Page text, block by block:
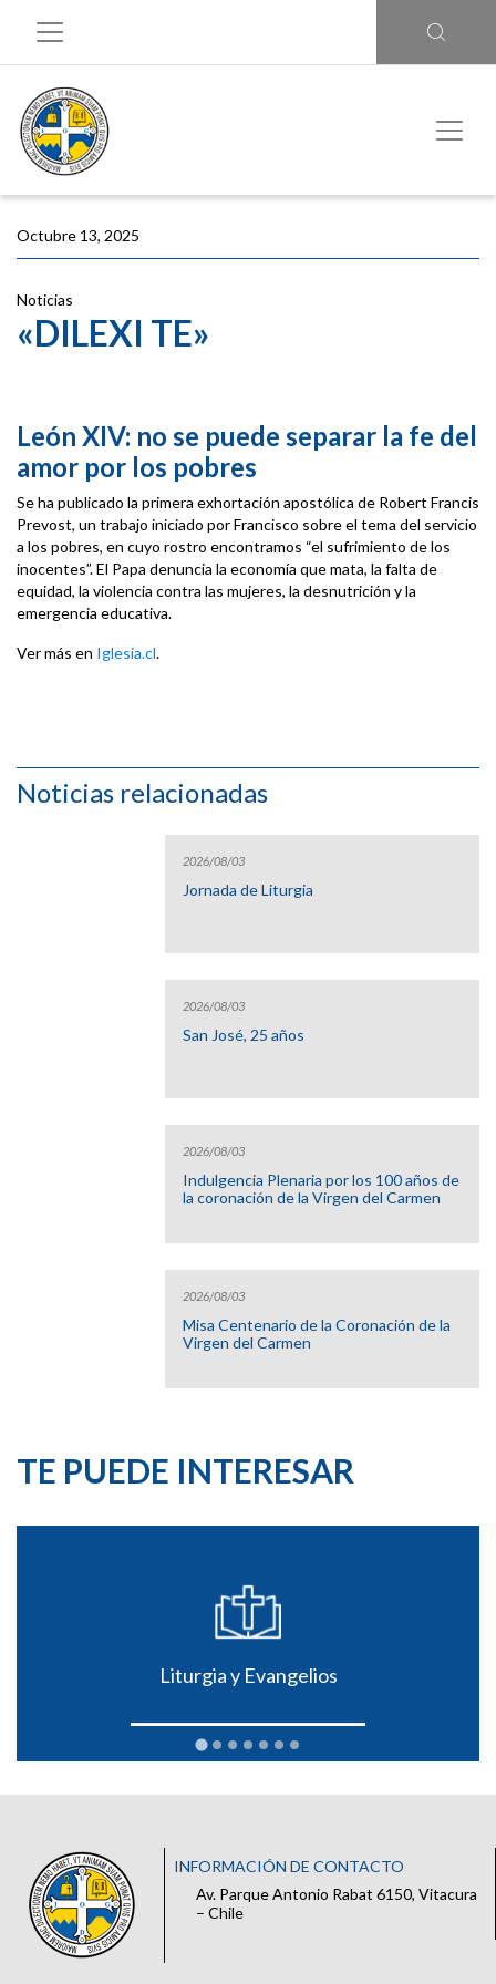
Octubre 13, 2025
Noticias
«DILEXI TE»
León XIV: no se puede separar la fe del
amor por los pobres
Se ha publicado la primera exhortación apostólica de Robert Francis
Prevost, un trabajo iniciado por Francisco sobre el tema del servicio
a los pobres, en cuyo rostro encontramos “el sufrimiento de los
inocentes”. El Papa denuncia la economía que mata, la falta de
equidad, la violencia contra las mujeres, la desnutrición y la
emergencia educativa.
Ver más en Iglesia.cl.
Noticias relacionadas
2026/08/03
Jornada de Liturgia
2026/08/03
San José, 25 años
2026/08/03
Indulgencia Plenaria por los 100 años de
la coronación de la Virgen del Carmen
2026/08/03
Misa Centenario de la Coronación de la
Virgen del Carmen
TE PUEDE INTERESAR
Liturgia y Evangelios
INFORMACIÓN DE CONTACTO
Av. Parque Antonio Rabat 6150, Vitacura
– Chile